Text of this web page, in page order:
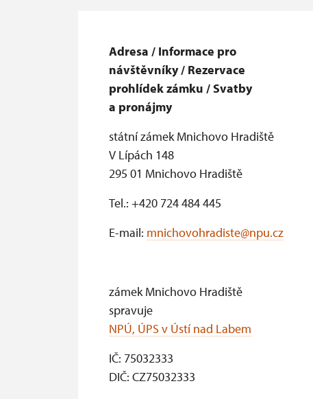
Adresa / Informace pro
návštěvníky / Rezervace
prohlídek zámku / Svatby
a pronájmy
státní zámek Mnichovo Hradiště
V Lípách 148
295 01 Mnichovo Hradiště
Tel.: +420 724 484 445
E-mail: mnichovohradiste@npu.cz
zámek Mnichovo Hradiště
spravuje
NPÚ, ÚPS v Ústí nad Labem
IČ: 75032333
DIČ: CZ75032333